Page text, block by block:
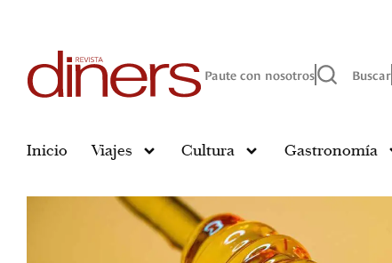
Paute con nosotros Buscar
Inicio Viajes Cultura Gastronomía